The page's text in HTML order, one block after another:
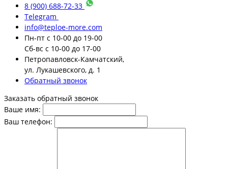
8 (900) 688-72-33
Telegram
info@teploe-more.com
Пн-пт с 10-00 до 19-00
Сб-вс с 10-00 до 17-00
Петропавловск-Камчатский,
ул. Лукашевского, д. 1
Обратный звонок
Заказать обратный звонок
Ваше имя:
Ваш телефон: